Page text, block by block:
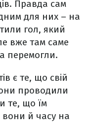
Правда сам
для них – на
гол, який
вже там саме
перемогли.
є те, що свій
проводили
те, що їм
вони й часу на